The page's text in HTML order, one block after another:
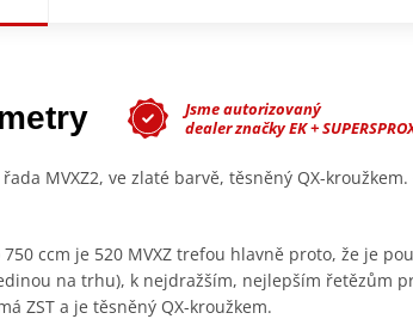
Jsme autorizovaný
dealer značky EK +
MVXZ2, ve zlaté barvě, těsněný QX-kroužkem.
ccm je 520 MVXZ trefou hlavně proto, že je
na trhu), k nejdražším, nejlepším řetězům
ZST a je těsněný QX-kroužkem.